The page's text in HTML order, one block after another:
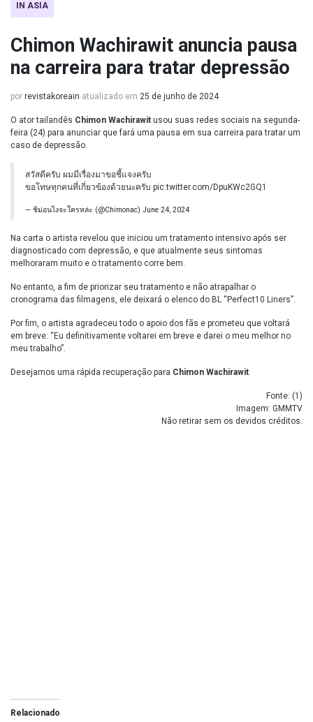
IN ASIA
Chimon Wachirawit anuncia pausa
na carreira para tratar depressão
por revistakoreain atualizado em 25 de junho de 2024
O ator tailandês Chimon Wachirawit usou suas redes sociais na segunda-
feira (24) para anunciar que fará uma pausa em sua carreira para tratar um
caso de depressão.
สวัสดีครับ ผมมีเรื่องมาขอชี้แจงครับ
ขอโทษทุกคนที่เกี่ยวข้องด้วยนะครับ pic.twitter.com/DpuKWc2GQ1
— ชิม่อนไงจะใครหล่ะ (@Chimonac) June 24, 2024
Na carta o artista revelou que iniciou um tratamento intensivo após ser
diagnosticado com depressão, e que atualmente seus sintomas
melhoraram muito e o tratamento corre bem.
No entanto, a fim de priorizar seu tratamento e não atrapalhar o
cronograma das filmagens, ele deixará o elenco do BL “Perfect10 Liners”.
Por fim, o artista agradeceu todo o apoio dos fãs e prometeu que voltará
em breve: “Eu definitivamente voltarei em breve e darei o meu melhor no
meu trabalho”.
Desejamos uma rápida recuperação para Chimon Wachirawit.
Fonte: (1 )
Imagem: GMMTV
Não retirar sem os devidos créditos.
Relacionado